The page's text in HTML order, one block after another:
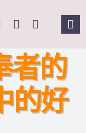
者的
的好